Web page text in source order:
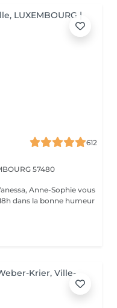
612
57480
Anne-Sophie vous
dans la bonne humeur